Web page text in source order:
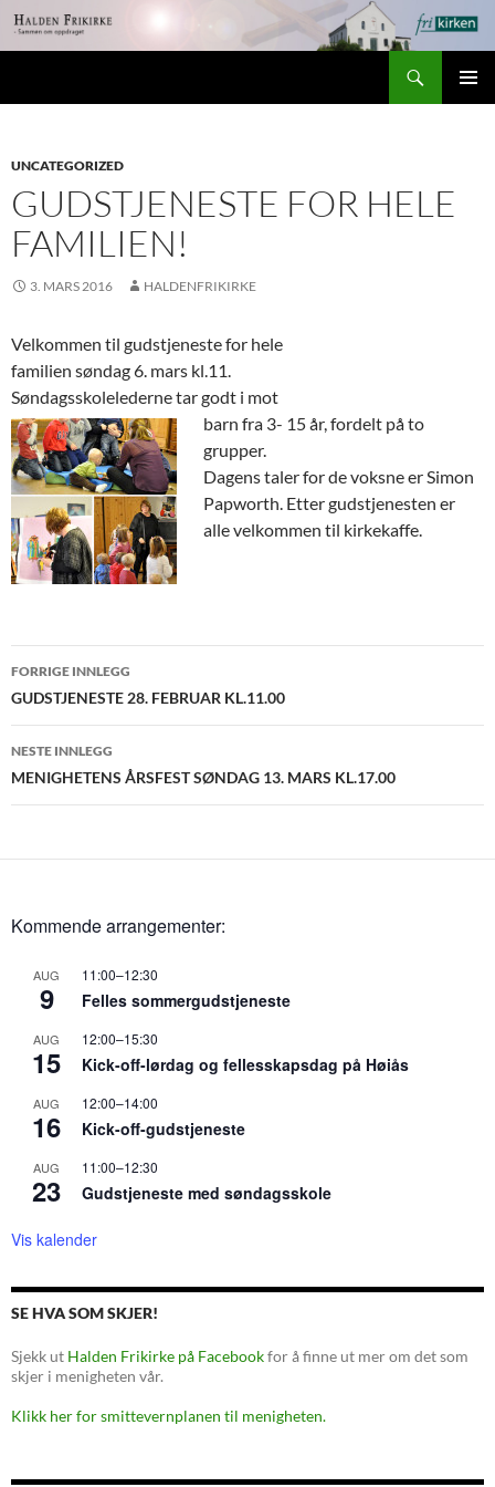
Hopp
UNCATEGORIZED
GUDSTJENESTE FOR HELE
FAMILIEN!
3. MARS 2016 HALDENFRIKIRKE
Velkommen til gudstjeneste for hele
familien søndag 6. mars kl.11.
Søndagsskolelederne tar godt i mot
barn fra 3- 15 år, fordelt på to
grupper.
Dagens taler for de voksne er Simon
Papworth. Etter gudstjenesten er
alle velkommen til kirkekaffe.
Innleggsnavigasjon
FORRIGE INNLEGG
GUDSTJENESTE 28. FEBRUAR KL.11.00
NESTE INNLEGG
MENIGHETENS ÅRSFEST SØNDAG 13. MARS KL.17.00
Kommende arrangementer:
AUG
9
11:00–12:30
Felles sommergudstjeneste
AUG
15
12:00–15:30
Kick-off-lørdag og fellesskapsdag på Høiås
AUG
16
12:00–14:00
Kick-off-gudstjeneste
AUG
23
11:00–12:30
Gudstjeneste med søndagsskole
Vis kalender
SE HVA SOM SKJER!
Sjekk ut Halden Frikirke på Facebookfor å finne ut mer om det som
skjer i menigheten vår.
Klikk her for smittevernplanen til menigheten.